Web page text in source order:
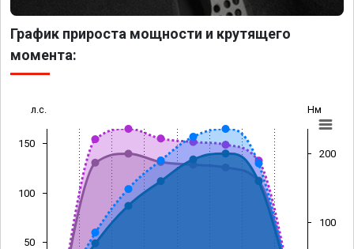
График прироста мощности и крутящего
момента:
л.с. Нм
50
100
150
100
200